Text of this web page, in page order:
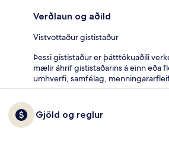
Verðlaun og aðild
Vistvottaður gististaður
Þessi gististaður er þátttökuaðili
mælir áhrif gististaðarins á einn eða
umhverfi, samfélag,
Gjöld og reglur